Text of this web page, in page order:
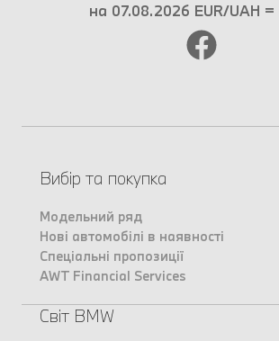
на 07.08.2026 EUR/UAH =
Вибір та покупка
Модельний ряд
Нові автомобілі в наявності
Спеціальні пропозиції
AWT Financial Services
Світ BMW